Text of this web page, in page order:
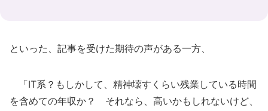
といった、記事を受けた期待の声がある一方、
「IT系？もしかして、精神壊すくらい残業している時間
を含めての年収か？ それなら、高いかもしれないけど、